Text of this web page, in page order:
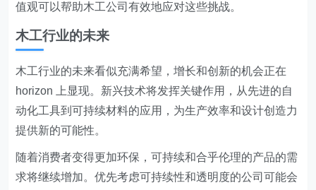
值观可以帮助木工公司有效地应对这些挑战。
木工行业的未来
木工行业的未来看似充满希望，增长和创新的机会正在
horizon 上显现。新兴技术将发挥关键作用，从先进的自
动化工具到可持续材料的应用，为生产效率和设计创造力
提供新的可能性。
随着消费者变得更加环保，可持续和合乎伦理的产品的需
求将继续增加。优先考虑可持续性和透明度的公司可能会